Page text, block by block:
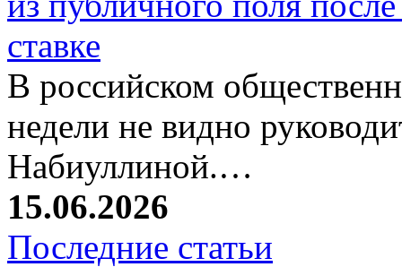
ставке
В российском
недели не видно
Набиуллиной.…
15.06.2026
Последние статьи